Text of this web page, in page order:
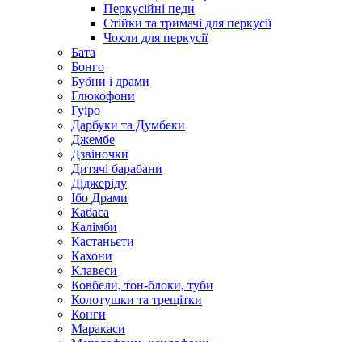
Перкусійні педи
Стійки та тримачі для перкусії
Чохли для перкусії
Бата
Бонго
Бубни і драми
Глюкофони
Гуіро
Дарбуки та Думбеки
Джембе
Дзвіночки
Дитячі барабани
Діджеріду
Ібо Драми
Кабаса
Калімби
Кастаньєти
Кахони
Клавеси
Ковбели, тон-блоки, туби
Колотушки та трещітки
Конги
Маракаси